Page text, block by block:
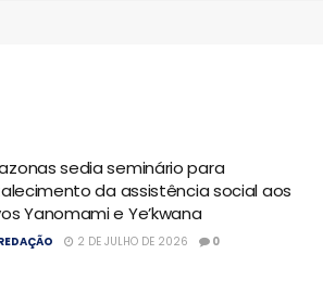
sedia seminário para
da assistência social aos
Yanomami e Ye’kwana
2 DE JULHO DE 2026 0